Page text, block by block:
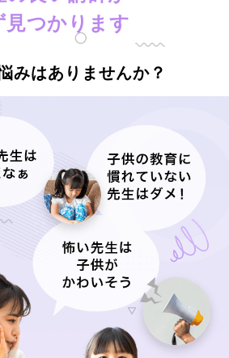
見つかります
みはありませんか？